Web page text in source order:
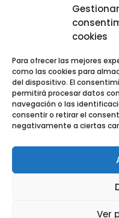
cookies
Para ofrecer las mejores
como las cookies para
del dispositivo. El
permitirá procesar datos
navegación o las
consentir o retirar el
negativamente a ciertas
Ver
Banco de Fotografias